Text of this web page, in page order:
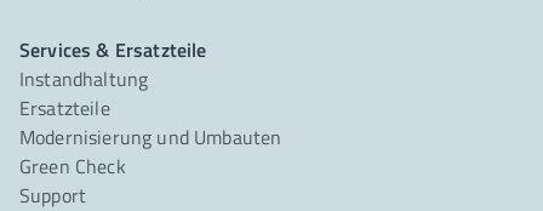
Services & Ersatzteile
Instandhaltung
Ersatzteile
Modernisierung und Umbauten
Green Check
Support